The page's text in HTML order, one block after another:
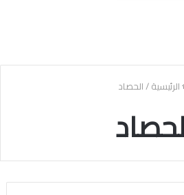
الرئيسية/الحصاد